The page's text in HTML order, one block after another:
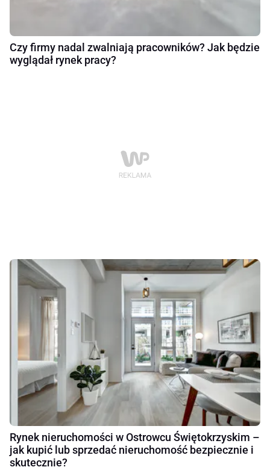
Czy firmy nadal zwalniają pracowników? Jak będzie
wyglądał rynek pracy?
Rynek nieruchomości w Ostrowcu Świętokrzyskim –
jak kupić lub sprzedać nieruchomość bezpiecznie i
skutecznie?